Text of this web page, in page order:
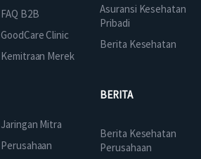
FAQ B2B
GoodCare Clinic
Kemitraan Merek
Asuransi Kesehatan
Pribadi
Berita Kesehatan
Jaringan Mitra
Perusahaan
BERITA
Berita Kesehatan
Perusahaan